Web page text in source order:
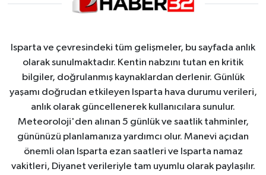
Isparta ve çevresindeki tüm gelişmeler, bu sayfada anlık
olarak sunulmaktadır. Kentin nabzını tutan en kritik
bilgiler, doğrulanmış kaynaklardan derlenir. Günlük
yaşamı doğrudan etkileyen Isparta hava durumu verileri,
anlık olarak güncellenerek kullanıcılara sunulur.
Meteoroloji'den alınan 5 günlük ve saatlik tahminler,
gününüzü planlamanıza yardımcı olur. Manevi açıdan
önemli olan Isparta ezan saatleri ve Isparta namaz
vakitleri, Diyanet verileriyle tam uyumlu olarak paylaşılır.